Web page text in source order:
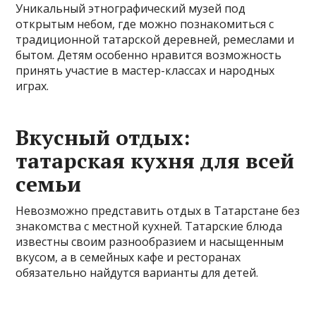
Уникальный этнографический музей под
открытым небом, где можно познакомиться с
традиционной татарской деревней, ремеслами и
бытом. Детям особенно нравится возможность
принять участие в мастер-классах и народных
играх.
Вкусный отдых:
татарская кухня для всей
семьи
Невозможно представить отдых в Татарстане без
знакомства с местной кухней. Татарские блюда
известны своим разнообразием и насыщенным
вкусом, а в семейных кафе и ресторанах
обязательно найдутся варианты для детей.